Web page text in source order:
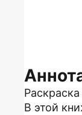
В этой